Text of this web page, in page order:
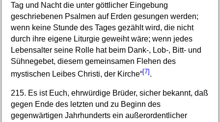
Tag und Nacht die unter göttlicher Eingebung
geschriebenen Psalmen auf Erden gesungen werden;
wenn keine Stunde des Tages gezählt wird, die nicht
durch ihre eigene Liturgie geweiht wäre; wenn jedes
Lebensalter seine Rolle hat beim Dank-, Lob-, Bitt- und
Sühnegebet, diesem gemeinsamen Flehen des
mystischen Leibes Christi, der Kirche“[7] .
215. Es ist Euch, ehrwürdige Brüder, sicher bekannt, daß
gegen Ende des letzten und zu Beginn des
gegenwärtigen Jahrhunderts ein außerordentlicher